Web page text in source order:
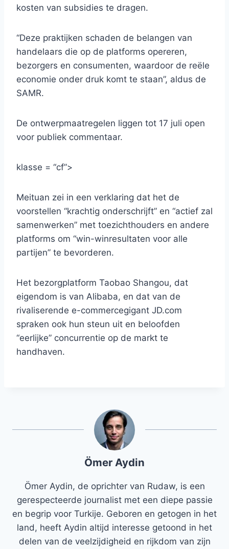
kosten van subsidies te dragen.
“Deze praktijken schaden de belangen van
handelaars die op de platforms opereren,
bezorgers en consumenten, waardoor de reële
economie onder druk komt te staan”, aldus de
SAMR.
De ontwerpmaatregelen liggen tot 17 juli open
voor publiek commentaar.
klasse = “cf”>
Meituan zei in een verklaring dat het de
voorstellen “krachtig onderschrijft” en “actief zal
samenwerken” met toezichthouders en andere
platforms om “win-winresultaten voor alle
partijen” te bevorderen.
Het bezorgplatform Taobao Shangou, dat
eigendom is van Alibaba, en dat van de
rivaliserende e-commercegigant JD.com
spraken ook hun steun uit en beloofden
“eerlijke” concurrentie op de markt te
handhaven.
Ömer Aydin
Ömer Aydin, de oprichter van Rudaw, is een
gerespecteerde journalist met een diepe passie
en begrip voor Turkije. Geboren en getogen in het
land, heeft Aydin altijd interesse getoond in het
delen van de veelzijdigheid en rijkdom van zijn